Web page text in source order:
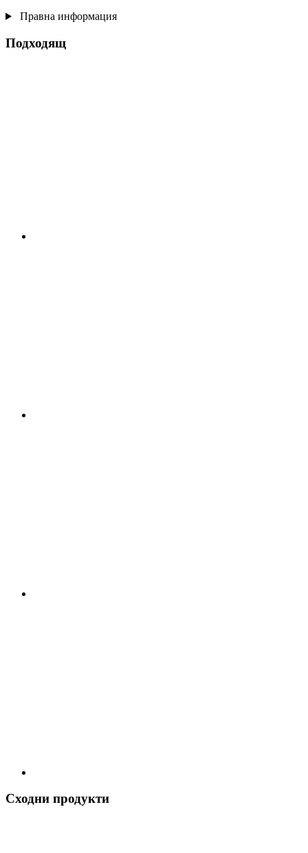
Правна информация
Подходящ
Сходни продукти